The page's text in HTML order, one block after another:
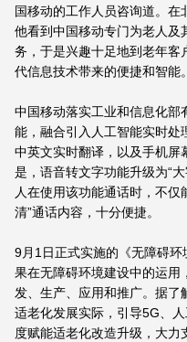
国移动的工作人员咨询道。在
他看到中国移动专门为老人及
务，于是兴趣十足地到老年客
代信息技术带来的便捷和智能。
中国移动落实工业和信息化部
能，融合引入人工智能实时处
中英文实时翻译，以及手机屏
是，语音转文字功能升级为“
人在使用该功能通话时，不仅
清”通话内容，十分便捷。
9月1日正式实施的《无障碍
果在无障碍环境建设中的运用
发、生产、应用和推广。据
适老化发展实际，引导5G、
度赋能适老化改造升级，大